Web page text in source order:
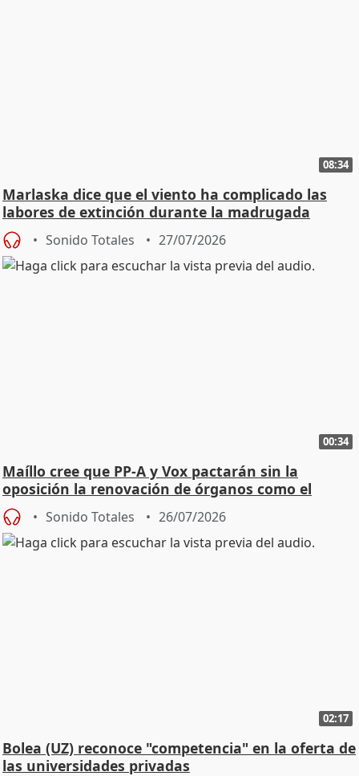
08:34
Marlaska dice que el viento ha complicado las
labores de extinción durante la madrugada
Sonido Totales 27/07/2026
00:34
Maíllo cree que PP-A y Vox pactarán sin la
oposición la renovación de órganos como el
Defensor
Sonido Totales 26/07/2026
02:17
Bolea (UZ) reconoce "competencia" en la oferta de
las universidades privadas